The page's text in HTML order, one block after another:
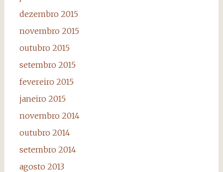
dezembro 2015
novembro 2015
outubro 2015
setembro 2015
fevereiro 2015
janeiro 2015
novembro 2014
outubro 2014
setembro 2014
agosto 2013